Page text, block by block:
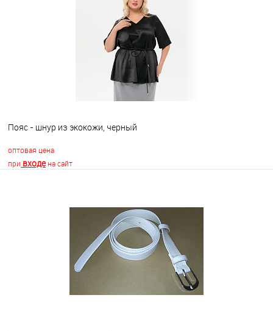
Пояс - шнур из экокожи, черный
оптовая цена
при входена сайт
Недоступно